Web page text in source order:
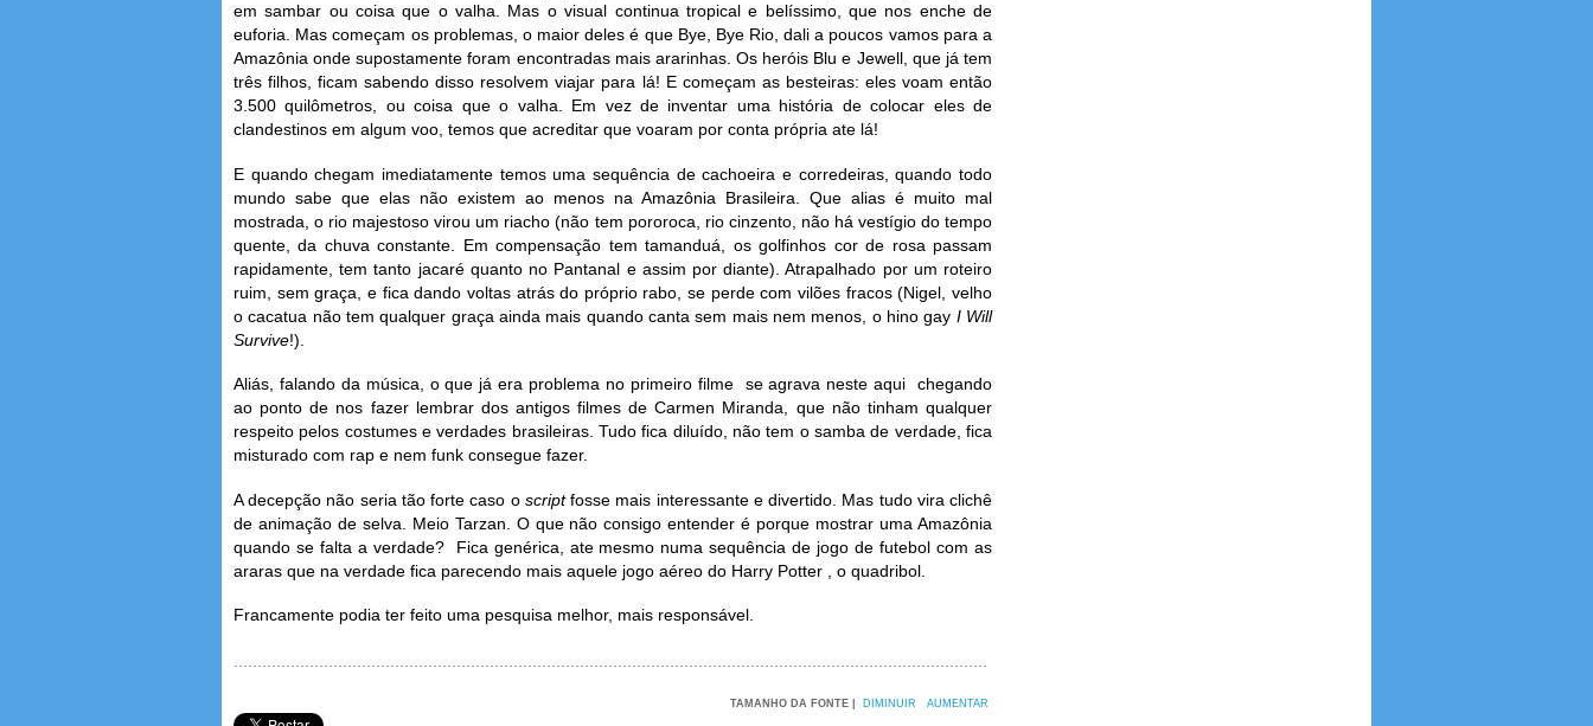
em sambar ou coisa que o valha. Mas o visual continua tropical e belíssimo, que nos enche de
euforia. Mas começam os problemas, o maior deles é que Bye, Bye Rio, dali a poucos vamos para a
Amazônia onde supostamente foram encontradas mais ararinhas. Os heróis Blu e Jewell, que já tem
três filhos, ficam sabendo disso resolvem viajar para lá! E começam as besteiras: eles voam então
3.500 quilômetros, ou coisa que o valha. Em vez de inventar uma história de colocar eles de
clandestinos em algum voo, temos que acreditar que voaram por conta própria ate lá!
E quando chegam imediatamente temos uma sequência de cachoeira e corredeiras, quando todo
mundo sabe que elas não existem ao menos na Amazônia Brasileira. Que alias é muito mal
mostrada, o rio majestoso virou um riacho (não tem pororoca, rio cinzento, não há vestígio do tempo
quente, da chuva constante. Em compensação tem tamanduá, os golfinhos cor de rosa passam
rapidamente, tem tanto jacaré quanto no Pantanal e assim por diante). Atrapalhado por um roteiro
ruim, sem graça, e fica dando voltas atrás do próprio rabo, se perde com vilões fracos (Nigel, velho
o cacatua não tem qualquer graça ainda mais quando canta sem mais nem menos, o hino gay I Will
Survive!).
Aliás, falando da música, o que já era problema no primeiro filme se agrava neste aqui chegando
ao ponto de nos fazer lembrar dos antigos filmes de Carmen Miranda, que não tinham qualquer
respeito pelos costumes e verdades brasileiras. Tudo fica diluído, não tem o samba de verdade, fica
misturado com rap e nem funk consegue fazer.
A decepção não seria tão forte caso o scriptfosse mais interessante e divertido. Mas tudo vira clichê
de animação de selva. Meio Tarzan. O que não consigo entender é porque mostrar uma Amazônia
quando se falta a verdade? Fica genérica, ate mesmo numa sequência de jogo de futebol com as
araras que na verdade fica parecendo mais aquele jogo aéreo do Harry Potter , o quadribol.
Francamente podia ter feito uma pesquisa melhor, mais responsável.
TAMANHO DA FONTE | DIMINUIR AUMENTAR